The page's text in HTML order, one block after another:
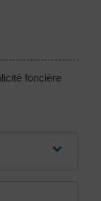
foncière